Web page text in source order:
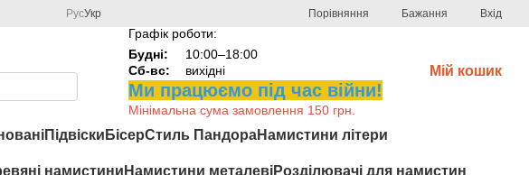
РусУкр Порівняння Бажання Вхід
Графік роботи:
Будні:
10:00–18:00
Сб-вс:
вихідні
Ми працюємо під час війни!
Мінімальна сума замовлення 150 грн.
Мій кошик
Підвіски БісерСтиль ПандораНамистини літери
намистини Намистини металевіРозділювачі для намистин